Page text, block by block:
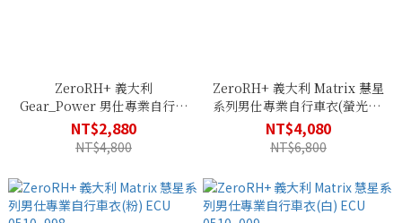
ZeroRH+ 義大利
Gear_Power 男仕專業自行車
衣(白色) ECU 0511_009
NT$2,880
NT$4,800
ZeroRH+ 義大利 Matrix 慧星
系列男仕專業自行車衣(螢光黃)
ECU 0510_917
NT$4,080
NT$6,800